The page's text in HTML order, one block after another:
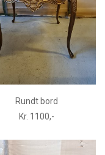
Rundt bord
Kr. 1100,-